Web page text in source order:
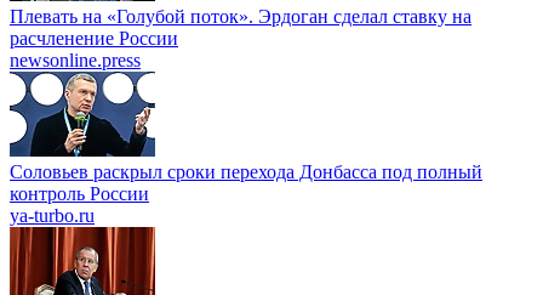
Плевать на «Голубой поток». Эрдоган сделал ставку на
расчленение России
newsonline.press
Соловьев раскрыл сроки перехода Донбасса под полный
контроль России
ya-turbo.ru